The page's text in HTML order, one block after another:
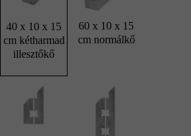
40 x 10 x 15
cm kétharmad
illesztőkő
60 x 10 x 15
cm normálkő